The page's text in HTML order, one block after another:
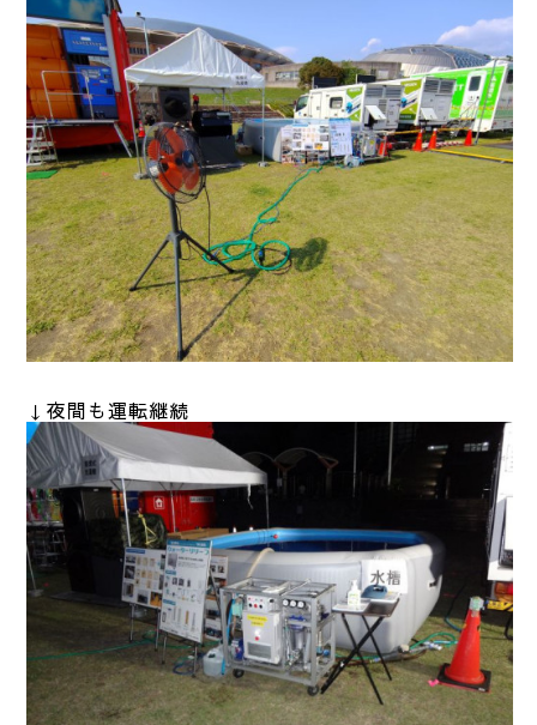
↓夜間も運転継続